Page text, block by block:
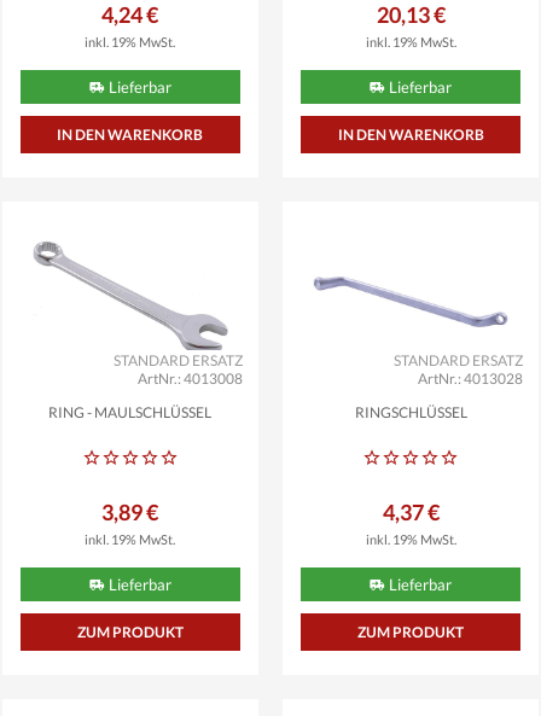
4,24 €
inkl. 19% MwSt.
Lieferbar
20,13 €
inkl. 19% MwSt.
Lieferbar
ArtNr.: 4013008
STANDARD ERSATZ
RING - MAULSCHLÜSSEL
3,89 €
inkl. 19% MwSt.
Lieferbar
ZUM PRODUKT
ArtNr.: 4013028
STANDARD ERSATZ
RINGSCHLÜSSEL
4,37 €
inkl. 19% MwSt.
Lieferbar
ZUM PRODUKT